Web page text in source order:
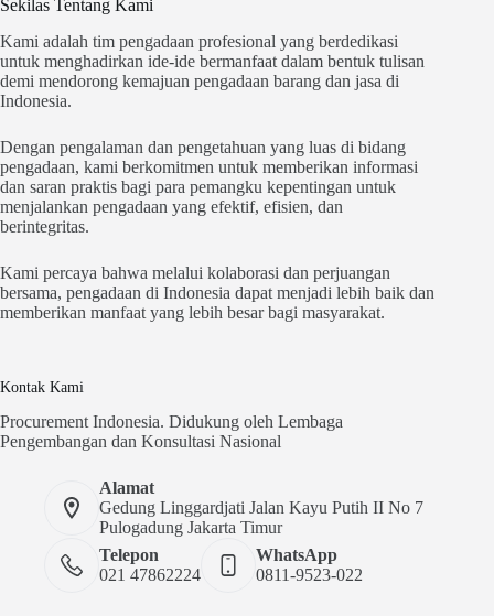
Sekilas Tentang Kami
Kami adalah tim pengadaan profesional yang berdedikasi
untuk menghadirkan ide-ide bermanfaat dalam bentuk tulisan
demi mendorong kemajuan pengadaan barang dan jasa di
Indonesia.
Dengan pengalaman dan pengetahuan yang luas di bidang
pengadaan, kami berkomitmen untuk memberikan informasi
dan saran praktis bagi para pemangku kepentingan untuk
menjalankan pengadaan yang efektif, efisien, dan
berintegritas.
Kami percaya bahwa melalui kolaborasi dan perjuangan
bersama, pengadaan di Indonesia dapat menjadi lebih baik dan
memberikan manfaat yang lebih besar bagi masyarakat.
Kontak Kami
Procurement Indonesia. Didukung oleh Lembaga
Pengembangan dan Konsultasi Nasional
Alamat
Gedung Linggardjati Jalan Kayu Putih II No 7
Pulogadung Jakarta Timur
Telepon
021 47862224
WhatsApp
0811-9523-022